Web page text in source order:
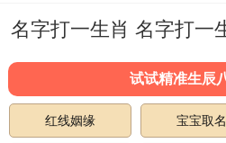
名字打一生肖 名字打一
试试精准生辰
红线姻缘 宝宝取名